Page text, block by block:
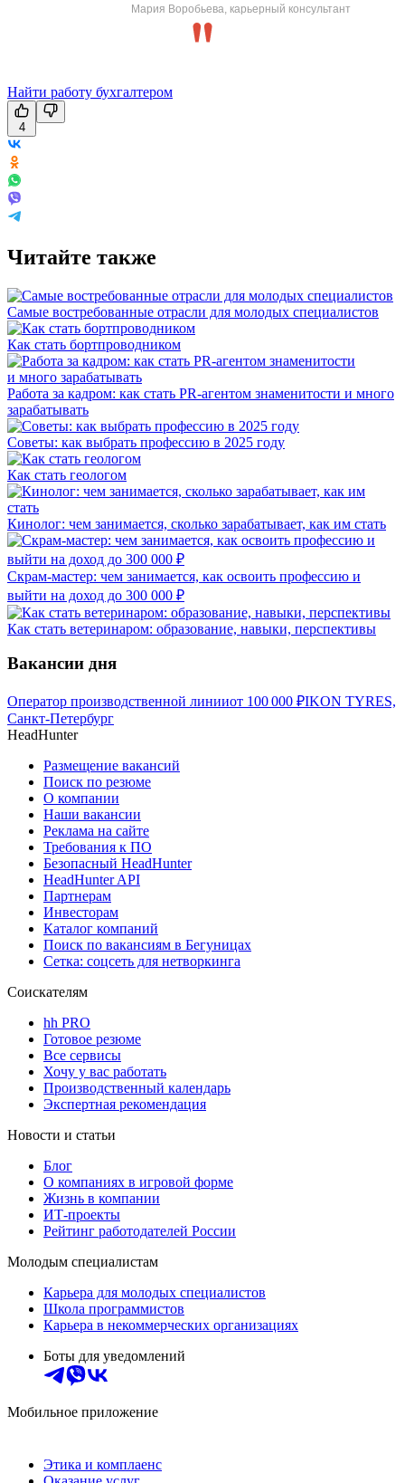
Мария Воробьева, карьерный консультант
Найти работу бухгалтером
4
Читайте также
Самые востребованные отрасли для молодых специалистов
Как стать бортпроводником
Работа за кадром: как стать PR-агентом знаменитости и много
зарабатывать
Советы: как выбрать профессию в 2025 году
Как стать геологом
Кинолог: чем занимается, сколько зарабатывает, как им стать
Скрам-мастер: чем занимается, как освоить профессию и
выйти на доход до 300 000 ₽
Как стать ветеринаром: образование, навыки, перспективы
Вакансии дня
Оператор производственной линииот 100 000 ₽IKON TYRES,
Санкт-Петербург
HeadHunter
Размещение вакансий
Поиск по резюме
О компании
Наши вакансии
Реклама на сайте
Требования к ПО
Безопасный HeadHunter
HeadHunter API
Партнерам
Инвесторам
Каталог компаний
Поиск по вакансиям в Бегуницах
Сетка: соцсеть для нетворкинга
Соискателям
hh PRO
Готовое резюме
Все сервисы
Хочу у вас работать
Производственный календарь
Экспертная рекомендация
Новости и статьи
Блог
О компаниях в игровой форме
Жизнь в компании
ИТ-проекты
Рейтинг работодателей России
Молодым специалистам
Карьера для молодых специалистов
Школа программистов
Карьера в некоммерческих организациях
Боты для уведомлений
Мобильное приложение
Этика и комплаенс